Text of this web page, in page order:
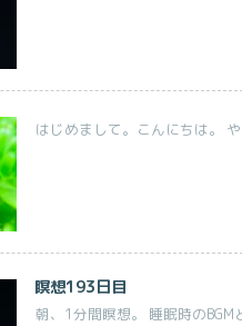
はじめまして。こんにちは。
瞑想193日目
朝、1分間瞑想。 睡眠時のBGM